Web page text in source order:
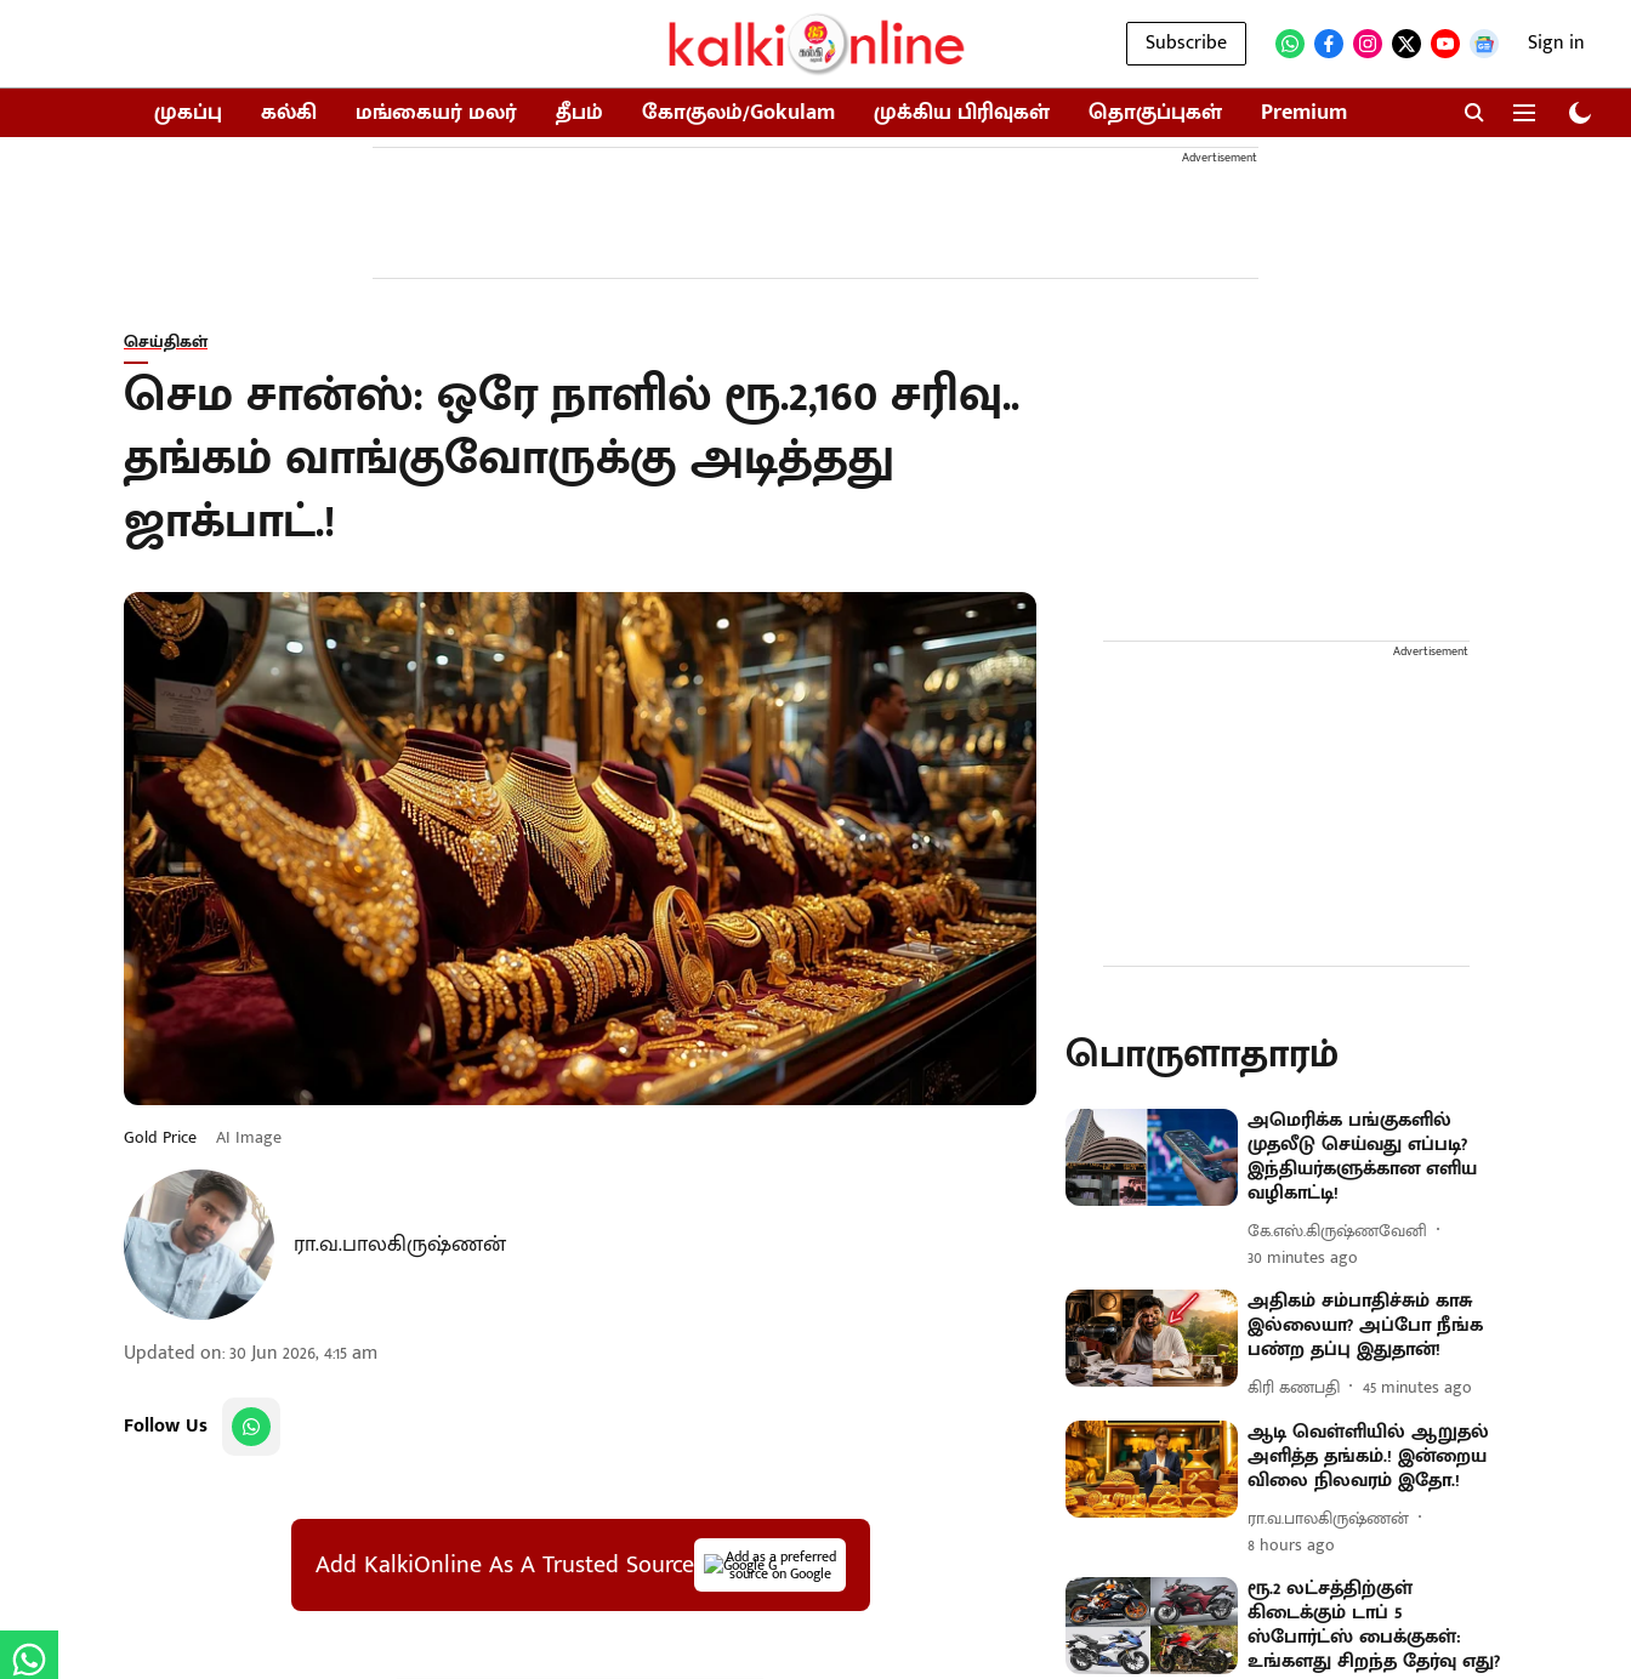
Subscribe Sign in
முகப்பு கல்கி மங்கையர் மலர் தீபம் கோகுலம்/Gokulam முக்கிய பிரிவுகள் தொகுப்புகள் Premium
Advertisement
செய்திகள்
செம சான்ஸ்: ஒரே நாளில் ரூ.2,160 சரிவு..
தங்கம் வாங்குவோருக்கு அடித்தது
ஜாக்பாட்.!
Gold Price AI Image
ரா.வ.பாலகிருஷ்ணன்
Updated on:30 Jun 2026, 4:15 am
Follow Us
Add KalkiOnline As A Trusted Source Add as a preferred
source on Google
Advertisement
பொருளாதாரம்
அமெரிக்க பங்குகளில்
முதலீடு செய்வது எப்படி?
இந்தியர்களுக்கான எளிய
வழிகாட்டி!
கே.எஸ்.கிருஷ்ணவேனி
30 minutes ago
அதிகம் சம்பாதிச்சும் காசு
இல்லையா? அப்போ நீங்க
பண்ற தப்பு இதுதான்!
கிரி கணபதி 45 minutes ago
ஆடி வெள்ளியில் ஆறுதல்
அளித்த தங்கம்.! இன்றைய
விலை நிலவரம் இதோ.!
ரா.வ.பாலகிருஷ்ணன்
8 hours ago
ரூ.2 லட்சத்திற்குள்
கிடைக்கும் டாப் 5
ஸ்போர்ட்ஸ் பைக்குகள்:
உங்களது சிறந்த தேர்வு எது?